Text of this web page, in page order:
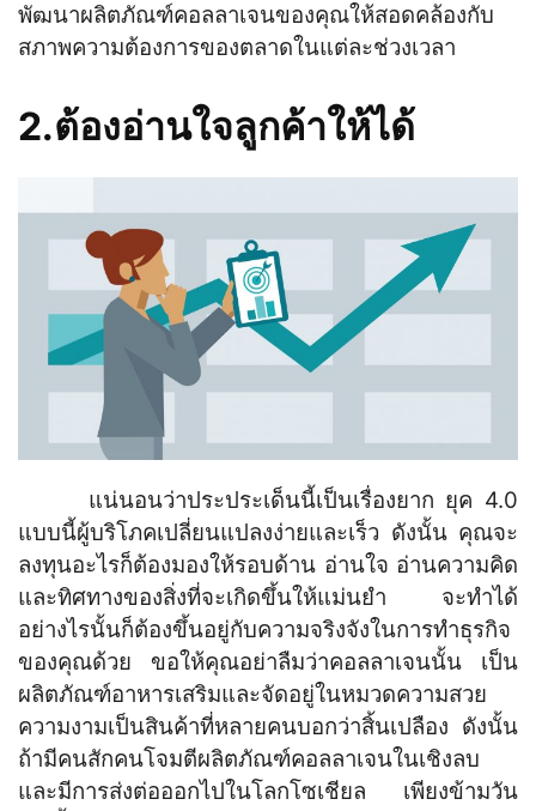
พัฒนาผลิตภัณฑ์คอลลาเจนของคุณให้สอดคล้องกับ
สภาพความต้องการของตลาดในแต่ละช่วงเวลา
2.ต้องอ่านใจลูกค้าให้ได้
แน่นอนว่าประประเด็นนี้เป็นเรื่องยาก ยุค 4.0
แบบนี้ผู้บริโภคเปลี่ยนแปลงง่ายและเร็ว ดังนั้น คุณจะ
ลงทุนอะไรก็ต้องมองให้รอบด้าน อ่านใจ อ่านความคิด
และทิศทางของสิ่งที่จะเกิดขึ้นให้แม่นยำ จะทำได้
อย่างไรนั้นก็ต้องขึ้นอยู่กับความจริงจังในการทำธุรกิจ
ของคุณด้วย ขอให้คุณอย่าลืมว่าคอลลาเจนนั้น เป็น
ผลิตภัณฑ์อาหารเสริมและจัดอยู่ในหมวดความสวย
ความงามเป็นสินค้าที่หลายคนบอกว่าสิ้นเปลือง ดังนั้น
ถ้ามีคนสักคนโจมตีผลิตภัณฑ์คอลลาเจนในเชิงลบ
และมีการส่งต่อออกไปในโลกโซเชียล เพียงข้ามวัน